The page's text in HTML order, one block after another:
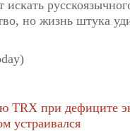
искать
но жизнь штука
TRX при дефиците
устраивался